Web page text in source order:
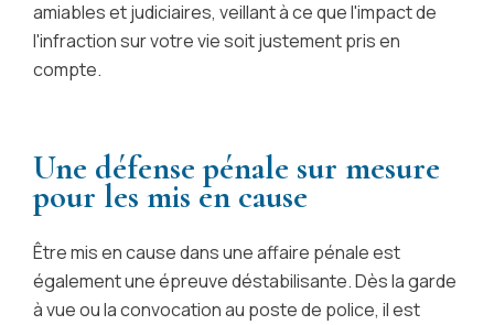
amiables et judiciaires, veillant à ce que l'impact de
l'infraction sur votre vie soit justement pris en
compte.
Une défense pénale sur mesure
pour les mis en cause
Être mis en cause dans une affaire pénale est
également une épreuve déstabilisante. Dès la garde
à vue ou la convocation au poste de police, il est